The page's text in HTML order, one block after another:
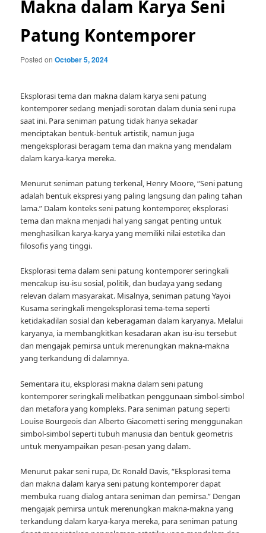
Makna dalam Karya Seni
Patung Kontemporer
Posted onOctober 5, 2024
Eksplorasi tema dan makna dalam karya seni patung
kontemporer sedang menjadi sorotan dalam dunia seni rupa
saat ini. Para seniman patung tidak hanya sekadar
menciptakan bentuk-bentuk artistik, namun juga
mengeksplorasi beragam tema dan makna yang mendalam
dalam karya-karya mereka.
Menurut seniman patung terkenal, Henry Moore, “Seni patung
adalah bentuk ekspresi yang paling langsung dan paling tahan
lama.” Dalam konteks seni patung kontemporer, eksplorasi
tema dan makna menjadi hal yang sangat penting untuk
menghasilkan karya-karya yang memiliki nilai estetika dan
filosofis yang tinggi.
Eksplorasi tema dalam seni patung kontemporer seringkali
mencakup isu-isu sosial, politik, dan budaya yang sedang
relevan dalam masyarakat. Misalnya, seniman patung Yayoi
Kusama seringkali mengeksplorasi tema-tema seperti
ketidakadilan sosial dan keberagaman dalam karyanya. Melalui
karyanya, ia membangkitkan kesadaran akan isu-isu tersebut
dan mengajak pemirsa untuk merenungkan makna-makna
yang terkandung di dalamnya.
Sementara itu, eksplorasi makna dalam seni patung
kontemporer seringkali melibatkan penggunaan simbol-simbol
dan metafora yang kompleks. Para seniman patung seperti
Louise Bourgeois dan Alberto Giacometti sering menggunakan
simbol-simbol seperti tubuh manusia dan bentuk geometris
untuk menyampaikan pesan-pesan yang dalam.
Menurut pakar seni rupa, Dr. Ronald Davis, “Eksplorasi tema
dan makna dalam karya seni patung kontemporer dapat
membuka ruang dialog antara seniman dan pemirsa.” Dengan
mengajak pemirsa untuk merenungkan makna-makna yang
terkandung dalam karya-karya mereka, para seniman patung